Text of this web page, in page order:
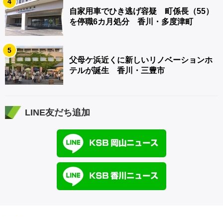
自家用車でひき逃げ容疑 町係長（55）
を停職6カ月処分 香川・多度津町
5
父母ケ浜近くに新しいリノベーションホ
テルが誕生 香川・三豊市
LINE友だち追加